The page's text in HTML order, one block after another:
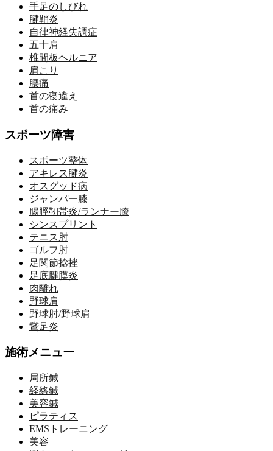
手足のしびれ
腱鞘炎
自律神経失調症
五十肩
椎間板ヘルニア
肩こり
腰痛
首の寝違え
首の痛み
スポーツ障害
スポーツ整体
アキレス腱炎
オスグッド病
ジャンパー膝
腸脛靭帯炎/ランナー膝
シンスプリント
テニス肘
ゴルフ肘
足関節捻挫
足底腱膜炎
肉離れ
野球肩
野球肘/野球肩
鵞足炎
施術メニュー
局所鍼
経絡鍼
美容鍼
ピラティス
EMSトレーニング
美容